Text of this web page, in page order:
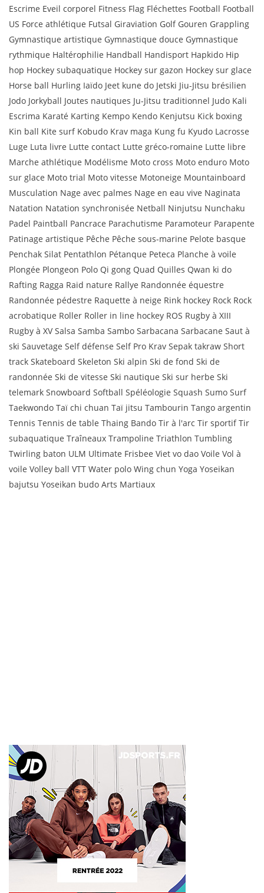
Escrime Eveil corporel Fitness Flag Fléchettes Football Football
US Force athlétique Futsal Giraviation Golf Gouren Grappling
Gymnastique artistique Gymnastique douce Gymnastique
rythmique Haltérophilie Handball Handisport Hapkido Hip
hop Hockey subaquatique Hockey sur gazon Hockey sur glace
Horse ball Hurling Iaïdo Jeet kune do Jetski Jiu-Jitsu brésilien
Jodo Jorkyball Joutes nautiques Ju-Jitsu traditionnel Judo Kali
Escrima Karaté Karting Kempo Kendo Kenjutsu Kick boxing
Kin ball Kite surf Kobudo Krav maga Kung fu Kyudo Lacrosse
Luge Luta livre Lutte contact Lutte gréco-romaine Lutte libre
Marche athlétique Modélisme Moto cross Moto enduro Moto
sur glace Moto trial Moto vitesse Motoneige Mountainboard
Musculation Nage avec palmes Nage en eau vive Naginata
Natation Natation synchronisée Netball Ninjutsu Nunchaku
Padel Paintball Pancrace Parachutisme Paramoteur Parapente
Patinage artistique Pêche Pêche sous-marine Pelote basque
Penchak Silat Pentathlon Pétanque Peteca Planche à voile
Plongée Plongeon Polo Qi gong Quad Quilles Qwan ki do
Rafting Ragga Raid nature Rallye Randonnée équestre
Randonnée pédestre Raquette à neige Rink hockey Rock Rock
acrobatique Roller Roller in line hockey ROS Rugby à XIII
Rugby à XV Salsa Samba Sambo Sarbacana Sarbacane Saut à
ski Sauvetage Self défense Self Pro Krav Sepak takraw Short
track Skateboard Skeleton Ski alpin Ski de fond Ski de
randonnée Ski de vitesse Ski nautique Ski sur herbe Ski
telemark Snowboard Softball Spéléologie Squash Sumo Surf
Taekwondo Taï chi chuan Taï jitsu Tambourin Tango argentin
Tennis Tennis de table Thaing Bando Tir à l'arc Tir sportif Tir
subaquatique Traîneaux Trampoline Triathlon Tumbling
Twirling baton ULM Ultimate Frisbee Viet vo dao Voile Vol à
voile Volley ball VTT Water polo Wing chun Yoga Yoseikan
bajutsu Yoseikan budo Arts Martiaux